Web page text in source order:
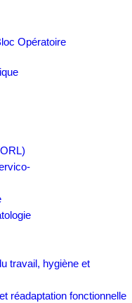
Opératoire
travail, hygiène et
réadaptation fonctionnelle